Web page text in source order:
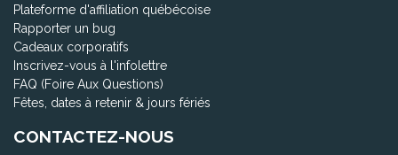
Plateforme d'affiliation québécoise
Rapporter un bug
Cadeaux corporatifs
Inscrivez-vous à l'infolettre
FAQ (Foire Aux Questions)
Fêtes, dates à retenir & jours fériés
CONTACTEZ-NOUS